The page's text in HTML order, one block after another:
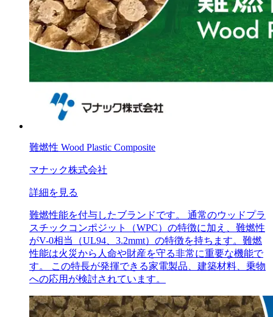
難燃性 Wood Plastic Composite
マナック株式会社
詳細を見る
難燃性能を付与したブランドです。 通常のウッドプラ
スチックコンポジット（WPC）の特徴に加え、難燃性
がV-0相当（UL94、3.2mmt）の特徴を持ちます。難燃
性能は火災から人命や財産を守る非常に重要な機能で
す。 この特長が発揮できる家電製品、建築材料、乗物
への応用が検討されています。